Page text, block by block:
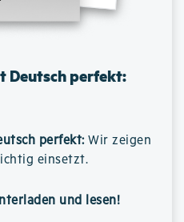
Deutsch perfekt:
perfekt: Wir zeigen
einsetzt.
und lesen!